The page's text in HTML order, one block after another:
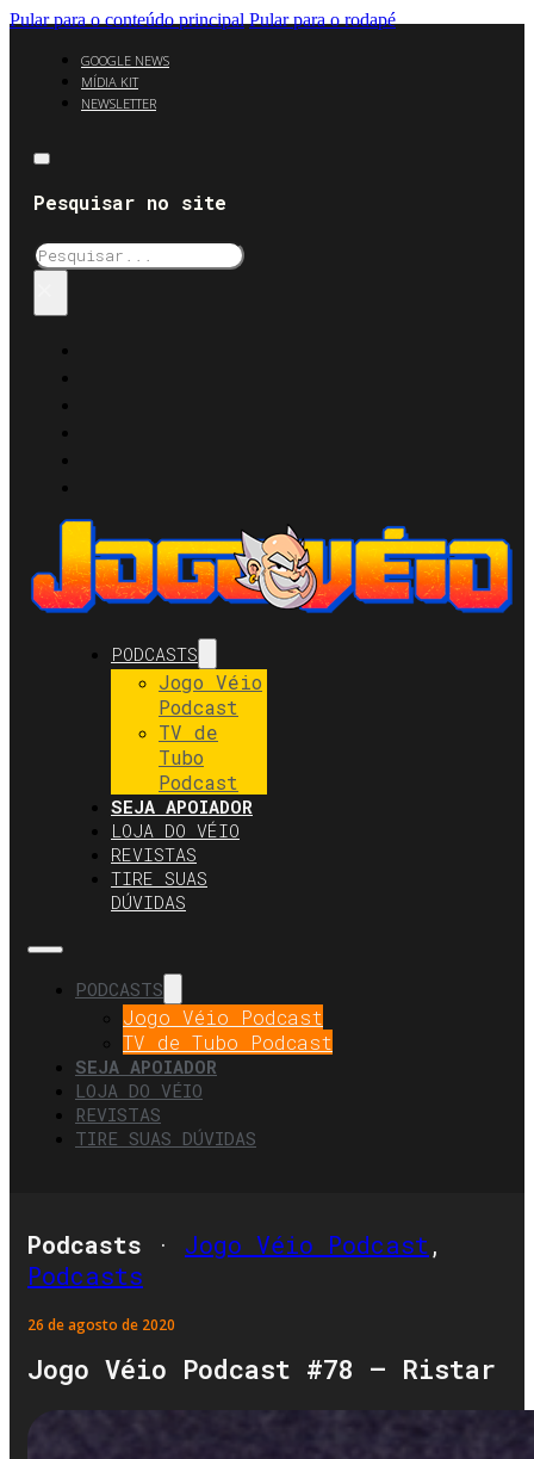
Pular para o conteúdo principal Pular para o rodapé
GOOGLE NEWS
MÍDIA KIT
NEWSLETTER
Pesquisar no site
Pesquisar
PODCASTS
Jogo Véio
Podcast
TV de
Tubo
Podcast
SEJA APOIADOR
LOJA DO VÉIO
REVISTAS
TIRE SUAS
DÚVIDAS
PODCASTS
Jogo Véio Podcast
TV de Tubo Podcast
SEJA APOIADOR
LOJA DO VÉIO
REVISTAS
TIRE SUAS DÚVIDAS
Podcasts · Jogo Véio Podcast,
Podcasts
26 de agosto de 2020
Jogo Véio Podcast #78 – Ristar